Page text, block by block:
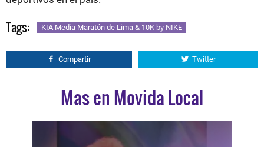
Tags: KIA Media Maratón de Lima & 10K by NIKE
Compartir Twitter
Mas en Movida Local